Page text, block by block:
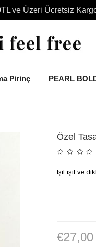
ve Üzeri Ücretsiz
Pirinç PEARL
Özel
Işıl ışıl ve
€27,00